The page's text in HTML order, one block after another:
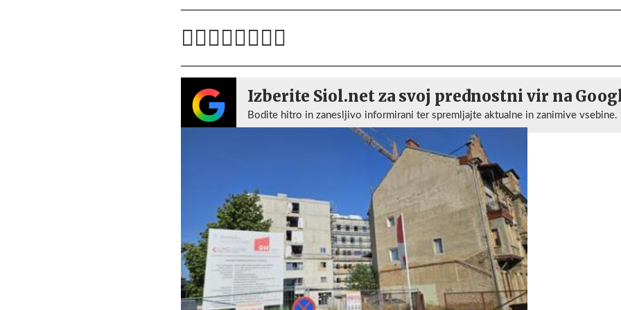
Izberite Siol.net za svoj prednostni vir na
Bodite hitro in zanesljivo informirani ter spremljajte aktualne in zanimive vsebine.